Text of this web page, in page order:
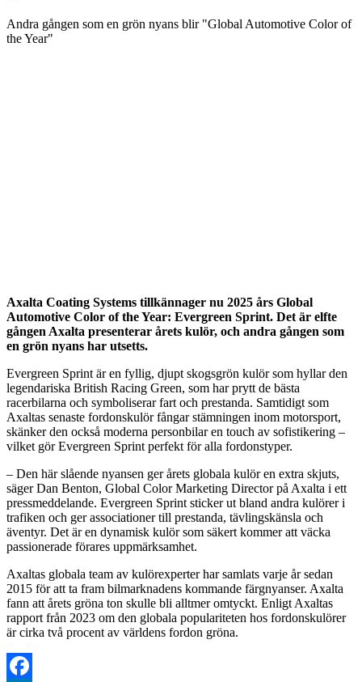
Andra gången som en grön nyans blir "Global Automotive Color of
the Year"
Axalta Coating Systems tillkännager nu 2025 års Global
Automotive Color of the Year: Evergreen Sprint. Det är elfte
gången Axalta presenterar årets kulör, och andra gången som
en grön nyans har utsetts.
Evergreen Sprint är en fyllig, djupt skogsgrön kulör som hyllar den
legendariska British Racing Green, som har prytt de bästa
racerbilarna och symboliserar fart och prestanda. Samtidigt som
Axaltas senaste fordonskulör fångar stämningen inom motorsport,
skänker den också moderna personbilar en touch av sofistikering –
vilket gör Evergreen Sprint perfekt för alla fordonstyper.
– Den här slående nyansen ger årets globala kulör en extra skjuts,
säger Dan Benton, Global Color Marketing Director på Axalta i ett
pressmeddelande. Evergreen Sprint sticker ut bland andra kulörer i
trafiken och ger associationer till prestanda, tävlingskänsla och
äventyr. Det är en dynamisk kulör som säkert kommer att väcka
passionerade förares uppmärksamhet.
Axaltas globala team av kulörexperter har samlats varje år sedan
2015 för att ta fram bilmarknadens kommande färgnyanser. Axalta
fann att årets gröna ton skulle bli alltmer omtyckt. Enligt Axaltas
rapport från 2023 om den globala populariteten hos fordonskulörer
är cirka två procent av världens fordon gröna.